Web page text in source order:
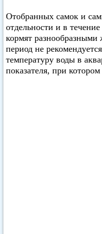
Отобранных самок и
отдельности и в
кормят
период не
температуру воды в
показателя, при